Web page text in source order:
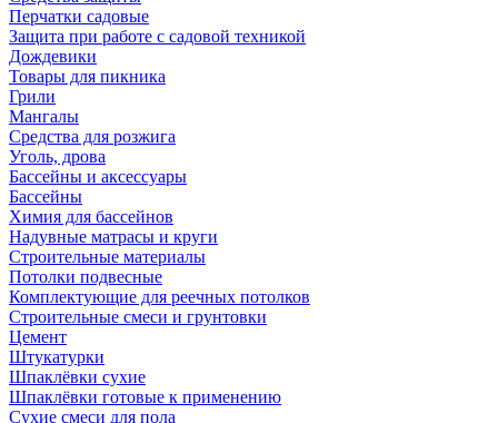
Перчатки садовые
Защита при работе с садовой техникой
Дождевики
Товары для пикника
Грили
Мангалы
Средства для розжига
Уголь, дрова
Бассейны и аксессуары
Бассейны
Химия для бассейнов
Надувные матрасы и круги
Строительные материалы
Потолки подвесные
Комплектующие для реечных потолков
Строительные смеси и грунтовки
Цемент
Штукатурки
Шпаклёвки сухие
Шпаклёвки готовые к применению
Сухие смеси для пола